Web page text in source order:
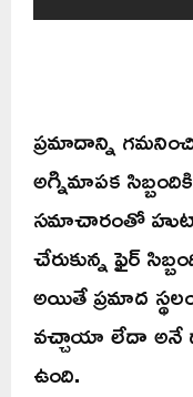
ప్రమాదాన్ని
అగ్నిమాపక
సమాచారంతో
చేరుకున్న ఫైర్‌
అయితే ప్రమాద
వచ్చాయా లేదా అనే
ఉంది.